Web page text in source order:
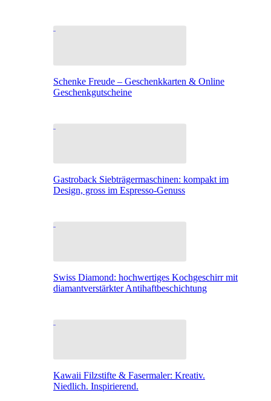
Schenke Freude – Geschenkkarten & Online
Geschenkgutscheine
Gastroback Siebträgermaschinen: kompakt im
Design, gross im Espresso-Genuss
Swiss Diamond: hochwertiges Kochgeschirr mit
diamantverstärkter Antihaftbeschichtung
Kawaii Filzstifte & Fasermaler: Kreativ.
Niedlich. Inspirierend.